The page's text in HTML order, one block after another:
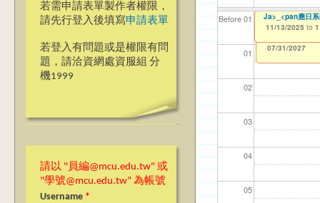
若需申請表單製作者權限，
請先行登入後填寫申請表單
若登入有問題或是權限有問
題，請洽資網處資服組 分
機1999
請以 "員編@mcu.edu.tw" 或
"學號@mcu.edu.tw" 為帳號
Username *
Before 01
01
02
03
04
05
【資網處】
整合系統～表單
12/31/2027
【財務處】工讀
11/12/2021 to
【財務處】漏打
錄
07/31/2027
114
04/
114
02/
114
03/
【學
07/
114
09/
【資訊網路處】
11/06/2025 to
Ja>_<pan應日
11/13/2025 to